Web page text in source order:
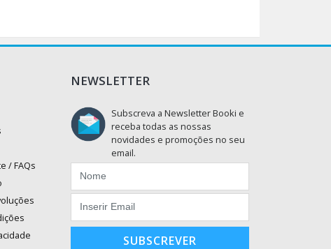
/ FAQs
NEWSLETTER
Subscreva a Newsletter Booki e
receba todas as nossas
novidades e promoções no seu
email.
SUBSCREVER